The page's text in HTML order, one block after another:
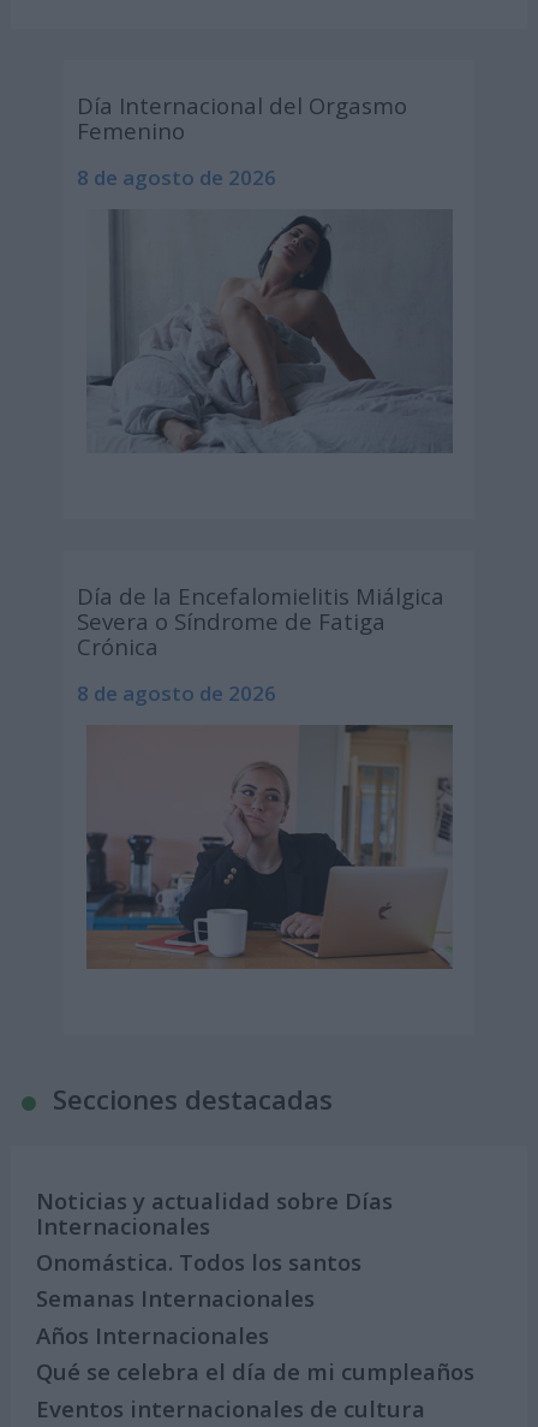
Día Internacional del Orgasmo
Femenino
8 de agosto de 2026
Día de la Encefalomielitis Miálgica
Severa o Síndrome de Fatiga
Crónica
8 de agosto de 2026
Secciones destacadas
Noticias y actualidad sobre Días
Internacionales
Onomástica. Todos los santos
Semanas Internacionales
Años Internacionales
Qué se celebra el día de mi cumpleaños
Eventos internacionales de cultura